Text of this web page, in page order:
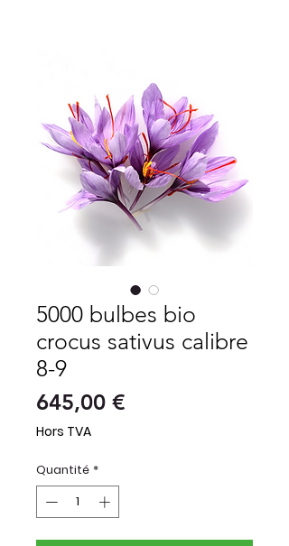
5000 bulbes bio
crocus sativus calibre
8-9
645,00 €
Hors TVA
Quantité *